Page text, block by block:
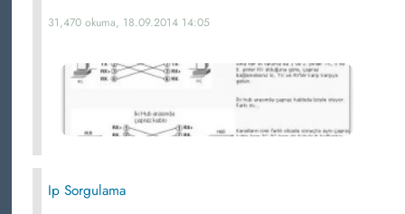
31,470 okuma, 18.09.2014 14:05
Ip Sorgulama